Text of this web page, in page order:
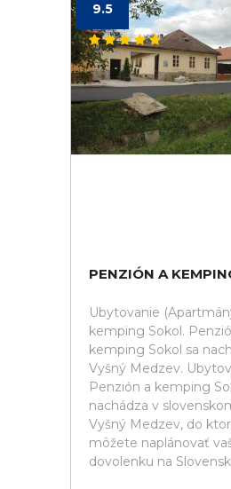
9.5
PENZIÓN A
Ubytovanie
kemping Sokol.
kemping Sokol sa
Vyšný Medzev.
Penzión a kemping
nachádza v
Vyšný Medzev, do
môžete naplánovať
dovolenku na